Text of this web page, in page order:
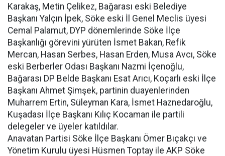
Karakaş, Metin Çelikez, Bağarası eski Belediye
Başkanı Yalçın İpek, Söke eski İl Genel Meclis üyesi
Cemal Palamut, DYP dönemlerinde Söke İlçe
Başkanlığı görevini yürüten İsmet Bakan, Refik
Mercan, Hasan Serbes, Hasan Erden, Musa Avcı, Söke
eski Berberler Odası Başkanı Nazmi İçenoğlu,
Bağarası DP Belde Başkanı Esat Arıcı, Koçarlı eski İlçe
Başkanı Ahmet Şimşek, partinin duayenlerinden
Muharrem Ertin, Süleyman Kara, İsmet Haznedaroğlu,
Kuşadası İlçe Başkanı Kılıç Kocaman ile partili
delegeler ve üyeler katıldılar.
Anavatan Partisi Söke İlçe Başkanı Ömer Bıçakçı ve
Yönetim Kurulu üyesi Hüsmen Toptay ile AKP Söke